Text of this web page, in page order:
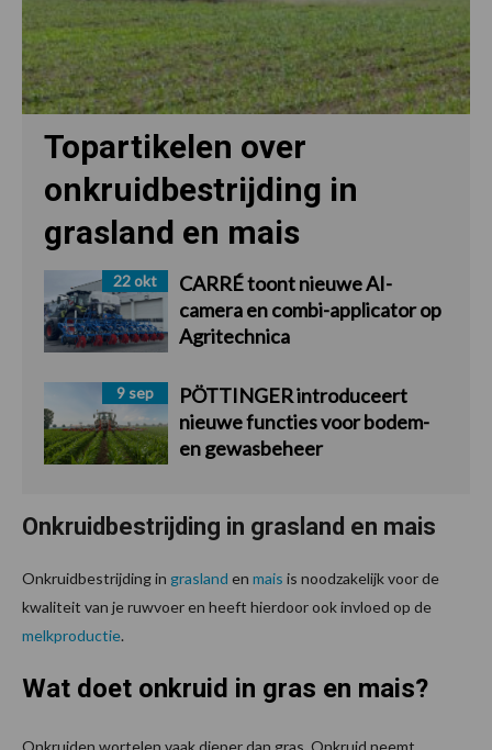
Topartikelen over
onkruidbestrijding in
grasland en mais
22 okt
CARRÉ toont nieuwe AI-
camera en combi-applicator op
Agritechnica
9 sep
PÖTTINGER introduceert
nieuwe functies voor bodem-
en gewasbeheer
Onkruidbestrijding in grasland en mais
Onkruidbestrijding in grasland en mais is noodzakelijk voor de
kwaliteit van je ruwvoer en heeft hierdoor ook invloed op de
melkproductie.
Wat doet onkruid in gras en mais?
Onkruiden wortelen vaak dieper dan gras. Onkruid neemt